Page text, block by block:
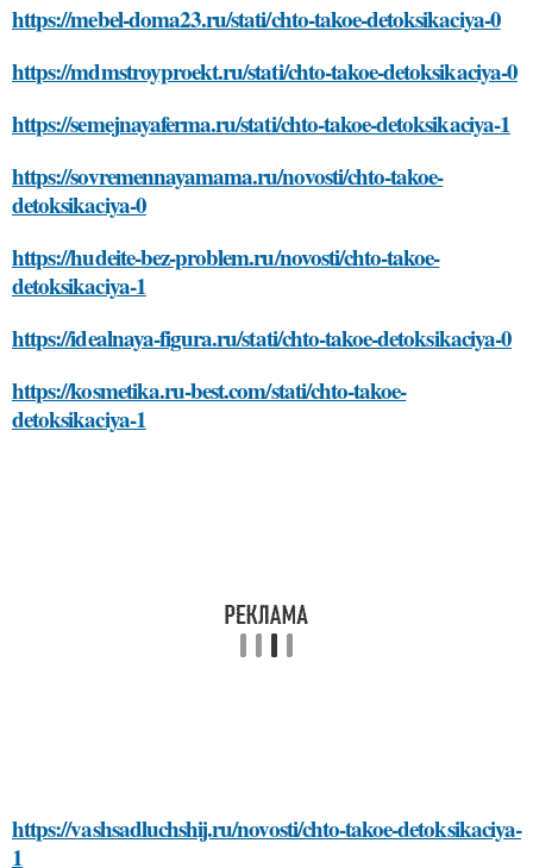
https://mebel-doma23.ru/stati/chto-takoe-detoksikaciya-0
https://mdmstroyproekt.ru/stati/chto-takoe-detoksikaciya-0
https://semejnayaferma.ru/stati/chto-takoe-detoksikaciya-1
https://sovremennayamama.ru/novosti/chto-takoe-
detoksikaciya-0
https://hudeite-bez-problem.ru/novosti/chto-takoe-
detoksikaciya-1
https://idealnaya-figura.ru/stati/chto-takoe-detoksikaciya-0
https://kosmetika.ru-best.com/stati/chto-takoe-
detoksikaciya-1
https://vashsadluchshij.ru/novosti/chto-takoe-detoksikaciya-
1